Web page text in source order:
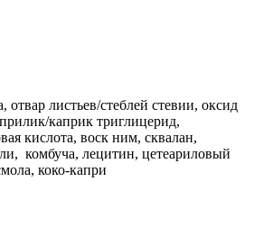
отвар листьев/стеблей стевии, оксид
каприк триглицерид,
кислота, воск ним, сквалан,
комбуча, лецитин, цетеариловый
коко-капри